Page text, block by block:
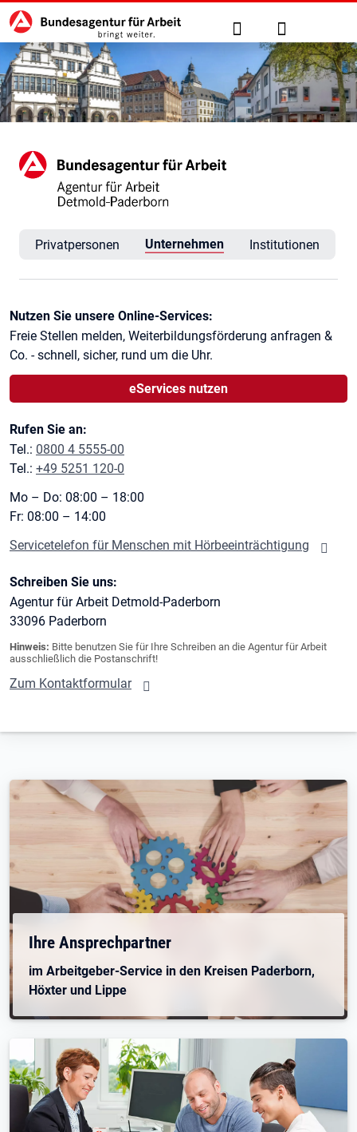
zu den Hauptinhalten springen
Hauptnavigation Suche Anmelden
Agentur für Arbeit Detmold-
Privatpersonen Unternehmen Institutionen
Kontaktinformationen
Nutzen Sie unsere Online-Services:
Freie Stellen melden, Weiterbildungsförderung anfragen &
Co. - schnell, sicher, rund um die Uhr.
eServices nutzen
Rufen Sie an:
Tel.: 0800 4 5555-00
Tel.: +49 5251 120-0
Mo – Do: 08:00 – 18:00
Fr: 08:00 – 14:00
Servicetelefon für Menschen mit Hörbeeinträchtigung
Schreiben Sie uns:
Agentur für Arbeit Detmold-Paderborn
33096 Paderborn
Hinweis: Bitte benutzen Sie für Ihre Schreiben an die Agentur für Arbeit
ausschließlich die Postanschrift!
Zum Kontaktformular
Öffnet in neuem Tab
Ihre Ansprechpartner
im Arbeitgeber-Service in den Kreisen Paderborn,
Höxter und Lippe